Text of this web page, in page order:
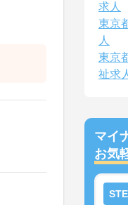
求人
東京
人
東京
祉求
マイ
お気